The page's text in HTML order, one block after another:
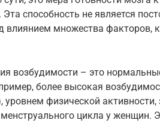
способность не является
влиянием множества факторов,
возбудимости – это
более высокая
уровнем физической
цикла у женщин.